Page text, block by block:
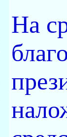
На